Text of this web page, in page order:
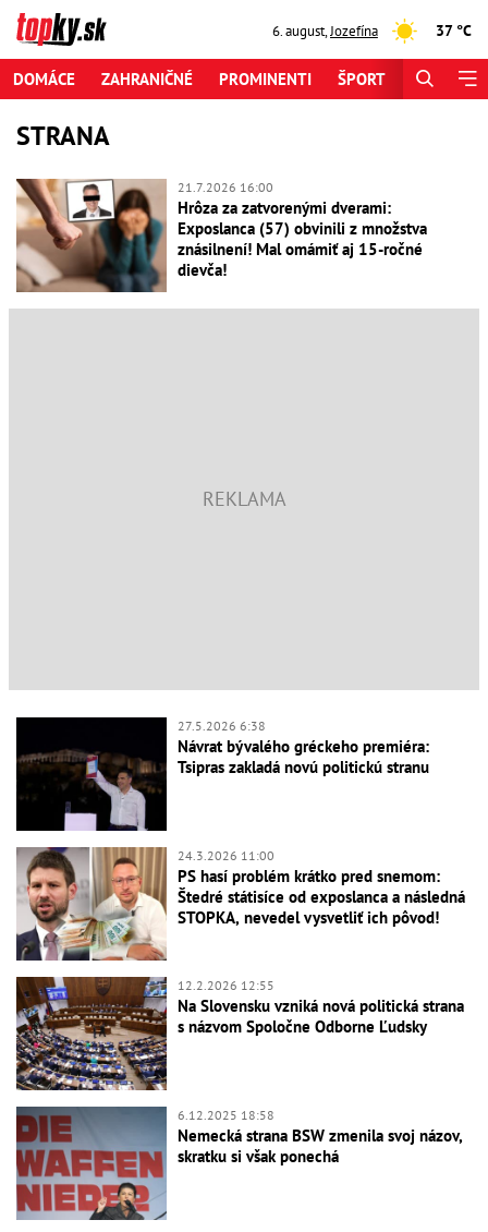
6. august,Jozefína 37 °C
DOMÁCE ZAHRANIČNÉ PROMINENTI ŠPORT
STRANA
21.7.2026 16:00
Hrôza za zatvorenými dverami:
Exposlanca (57) obvinili z množstva
znásilnení! Mal omámiť aj 15-ročné
dievča!
27.5.2026 6:38
Návrat bývalého gréckeho premiéra:
Tsipras zakladá novú politickú stranu
24.3.2026 11:00
PS hasí problém krátko pred snemom:
Štedré státisíce od exposlanca a následná
STOPKA, nevedel vysvetliť ich pôvod!
12.2.2026 12:55
Na Slovensku vzniká nová politická strana
s názvom Spoločne Odborne Ľudsky
6.12.2025 18:58
Nemecká strana BSW zmenila svoj názov,
skratku si však ponechá